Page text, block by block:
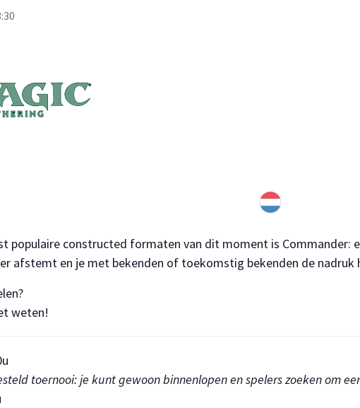
populaire constructed formaten van dit moment is Commander:
afstemt en je met bekenden of toekomstig bekenden de nadruk
weten!
toernooi: je kunt gewoon binnenlopen en spelers zoeken om